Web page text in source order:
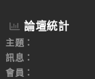
論壇統計
主題
訊息
會員